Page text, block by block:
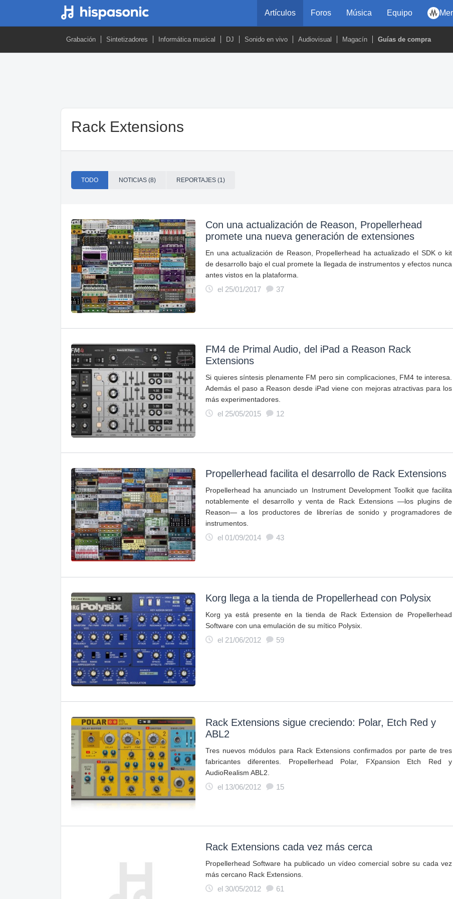
Artículos Foros Música Equipo
Grabación Sintetizadores Informática musical DJ Sonido en vivo Audiovisual Magacín Guías de compra
Rack Extensions
TODO NOTICIAS (8) REPORTAJES (1)
Con una actualización de Reason, Propellerhead
promete una nueva generación de extensiones
En una actualización de Reason, Propellerhead ha actualizado el SDK o kit
de desarrollo bajo el cual promete la llegada de instrumentos y efectos nunca
antes vistos en la plataforma.
el 25/01/2017
37
FM4 de Primal Audio, del iPad a Reason Rack
Extensions
Si quieres síntesis plenamente FM pero sin complicaciones, FM4 te interesa.
Además el paso a Reason desde iPad viene con mejoras atractivas para los
más experimentadores.
el 25/05/2015
12
Propellerhead facilita el desarrollo de Rack Extensions
Propellerhead ha anunciado un Instrument Development Toolkit que facilita
notablemente el desarrollo y venta de Rack Extensions —los plugins de
Reason— a los productores de librerías de sonido y programadores de
instrumentos.
el 01/09/2014
43
Korg llega a la tienda de Propellerhead con Polysix
Korg ya está presente en la tienda de Rack Extension de Propellerhead
Software con una emulación de su mítico Polysix.
el 21/06/2012
59
Rack Extensions sigue creciendo: Polar, Etch Red y
ABL2
Tres nuevos módulos para Rack Extensions confirmados por parte de tres
fabricantes diferentes. Propellerhead Polar, FXpansion Etch Red y
AudioRealism ABL2.
el 13/06/2012
15
Rack Extensions cada vez más cerca
Propellerhead Software ha publicado un vídeo comercial sobre su cada vez
más cercano Rack Extensions.
el 30/05/2012
61